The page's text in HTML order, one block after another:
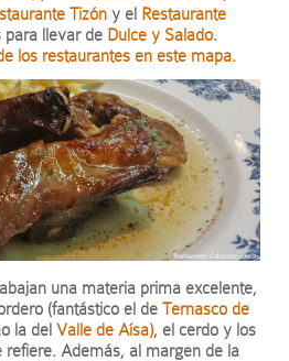
Tizón y el Restaurante
para llevar de Dulce y Salado.
los restaurantes en este mapa.
una materia prima excelente,
(fantástico el de Ternasco de
la del Valle de Aísa), el cerdo y los
refiere. Además, al margen de la